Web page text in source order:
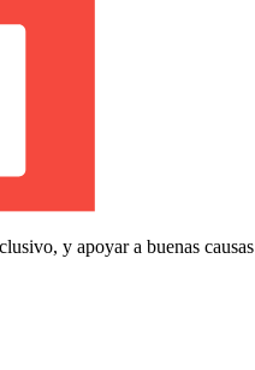
y apoyar a buenas causas